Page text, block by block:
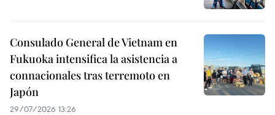
Consulado General de Vietnam en
Fukuoka intensifica la asistencia a
connacionales tras terremoto en
Japón
29/07/2026 13:26